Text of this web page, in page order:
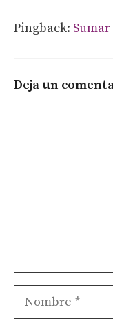
Pingback:
Deja un
Nombre